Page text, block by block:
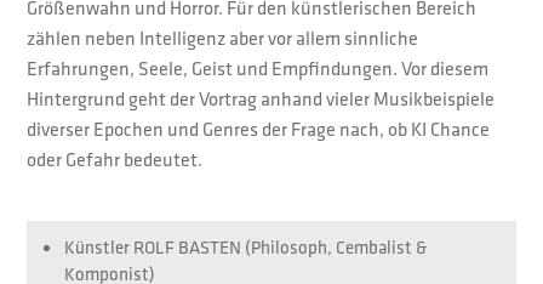
Größenwahn und Horror. Für den künstlerischen Bereich
zählen neben Intelligenz aber vor allem sinnliche
Erfahrungen, Seele, Geist und Empfindungen. Vor diesem
Hintergrund geht der Vortrag anhand vieler Musikbeispiele
diverser Epochen und Genres der Frage nach, ob KI Chance
oder Gefahr bedeutet.
KünstlerROLF BASTEN (Philosoph, Cembalist &
Komponist)